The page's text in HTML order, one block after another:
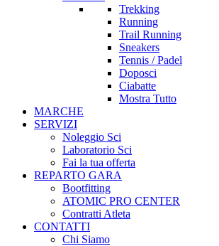
Trekking
Running
Trail Running
Sneakers
Tennis / Padel
Doposci
Ciabatte
Mostra Tutto
MARCHE
SERVIZI
Noleggio Sci
Laboratorio Sci
Fai la tua offerta
REPARTO GARA
Bootfitting
ATOMIC PRO CENTER
Contratti Atleta
CONTATTI
Chi Siamo